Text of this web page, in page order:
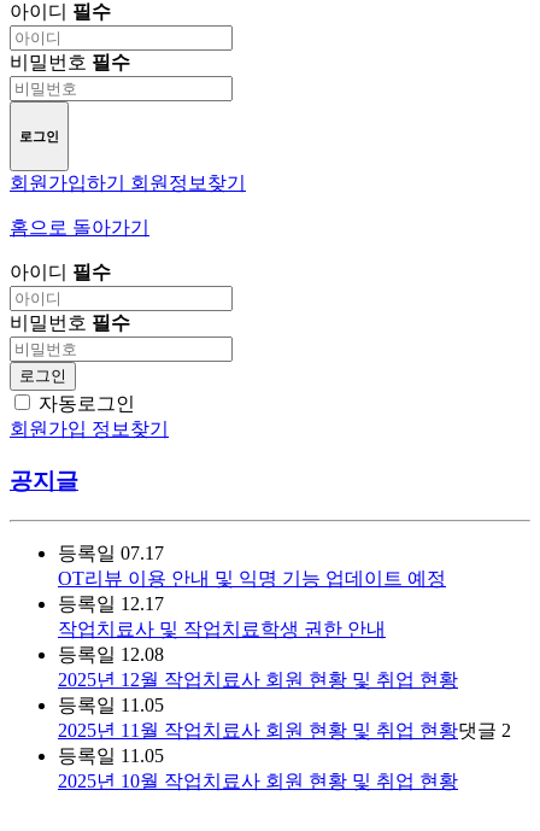
아이디 필수
비밀번호 필수
로그인
회원가입하기 회원정보찾기
홈으로 돌아가기
아이디 필수
비밀번호 필수
로그인
자동로그인
회원가입 정보찾기
공지글
등록일 07.17
OT리뷰 이용 안내 및 익명 기능 업데이트 예정
등록일 12.17
작업치료사 및 작업치료학생 권한 안내
등록일 12.08
2025년 12월 작업치료사 회원 현황 및 취업 현황
등록일 11.05
2025년 11월 작업치료사 회원 현황 및 취업 현황댓글 2
등록일 11.05
2025년 10월 작업치료사 회원 현황 및 취업 현황